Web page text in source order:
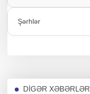
Şərhlər
DİGƏR XƏBƏRLƏR